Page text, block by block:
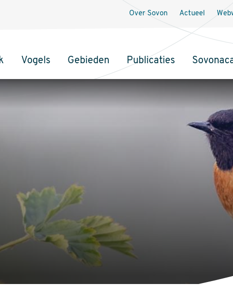
Vogels Gebieden Publicaties
Over Sovon Actueel